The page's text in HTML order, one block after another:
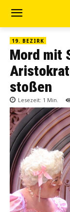
19. BEZIRK
Mord mit
stoßen
Lesezeit: 1 Min.